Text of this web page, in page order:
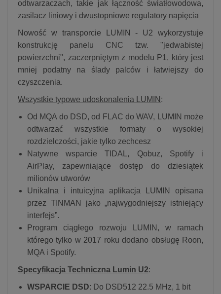
odtwarzaczach, takie jak łączność światłowodowa,
zasilacz liniowy i dwustopniowe regulatory napięcia
Nowość w transporcie LUMIN - U2 wykorzystuje
konstrukcję panelu CNC tzw. "jedwabistej
powierzchni", zaczerpniętym z modelu P1, który jest
mniej podatny na ślady palców i łatwiejszy do
czyszczenia.
Wszystkie typowe udoskonalenia LUMIN :
Od MQA do DSD, od FLAC do WAV, LUMIN może
odtwarzać wszystkie formaty o wysokiej
rozdzielczości, jakie tylko zechcesz
Natywne wsparcie TIDAL, Qobuz, Spotify i
AirPlay, zapewniające dostęp do dziesiątek
milionów utworów
Unikalna i intuicyjna aplikacja LUMIN opisana
przez TINMAN jako „najwygodniejszy istniejący
interfejs”.
Program ciągłego rozwoju LUMIN, w ramach
którego tylko w 2017 roku dodano obsługę Roon,
MQA i Spotify.
Specyfikacja Techniczna Lumin U2:
WSPARCIE DSD: Do DSD512 22.5 MHz, 1 bit